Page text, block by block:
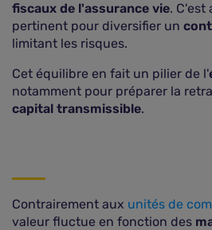
fiscaux de l'assurance vie. C'est
pertinent pour diversifier un
limitant les risques.
Cet équilibre en fait un pilier de l'
notamment pour préparer la
capital transmissible.
Contrairement aux unités de
valeur fluctue en fonction des